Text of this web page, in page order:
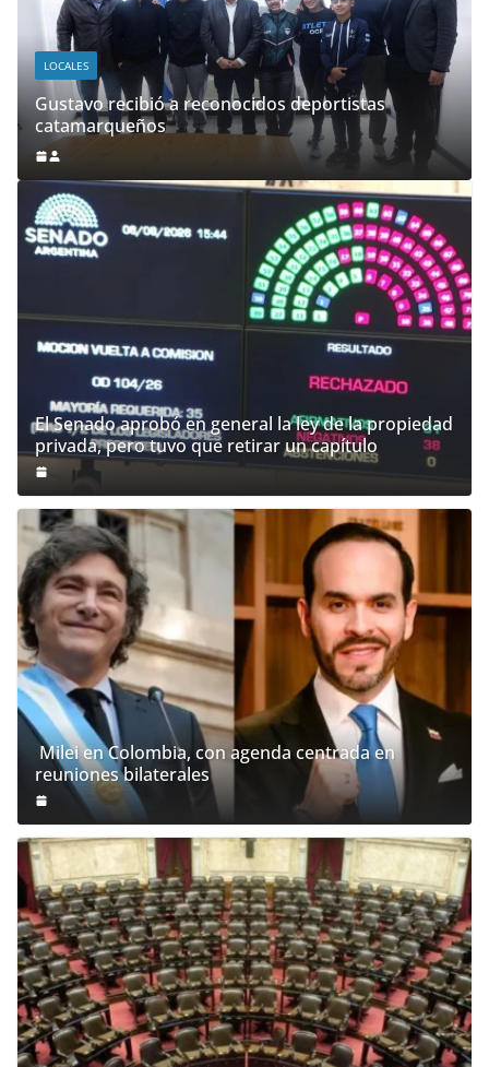
LOCALES
Gustavo recibió a reconocidos deportistas
catamarqueños
El Senado aprobó en general la ley de la propiedad
privada, pero tuvo que retirar un capítulo
Milei en Colombia, con agenda centrada en
reuniones bilaterales